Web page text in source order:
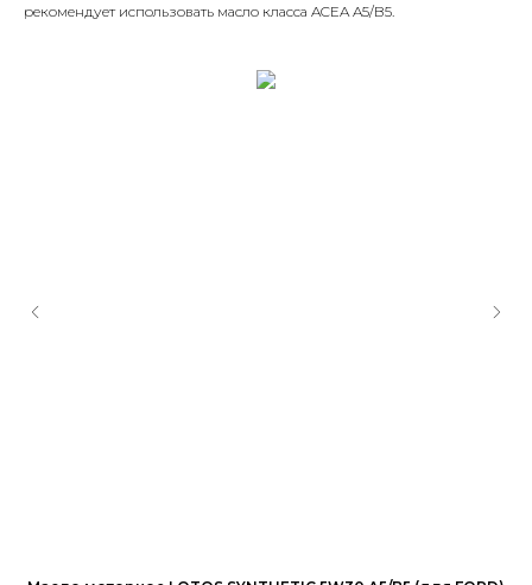
рекомендует использовать масло класса ACEA A5/B5.